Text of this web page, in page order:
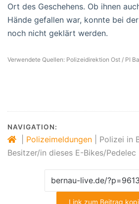
Ort des Geschehens. Ob ihnen
Hände gefallen war, konnte bei
noch nicht geklärt werden.
Verwendete Quellen: Polizeidirektion Ost / PI
NAVIGATION:
Polizeimeldungen
Polizei in
Besitzer/in dieses E-Bikes/Pedelec
Link zum Beitrag